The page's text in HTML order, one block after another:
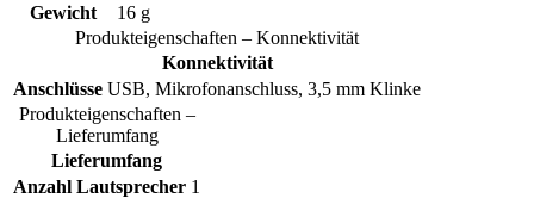
Gewicht
16 g
Produkteigenschaften – Konnektivität
Konnektivität
Anschlüsse USB, Mikrofonanschluss, 3,5 mm Klinke
Produkteigenschaften –
Lieferumfang
Lieferumfang
Anzahl Lautsprecher 1